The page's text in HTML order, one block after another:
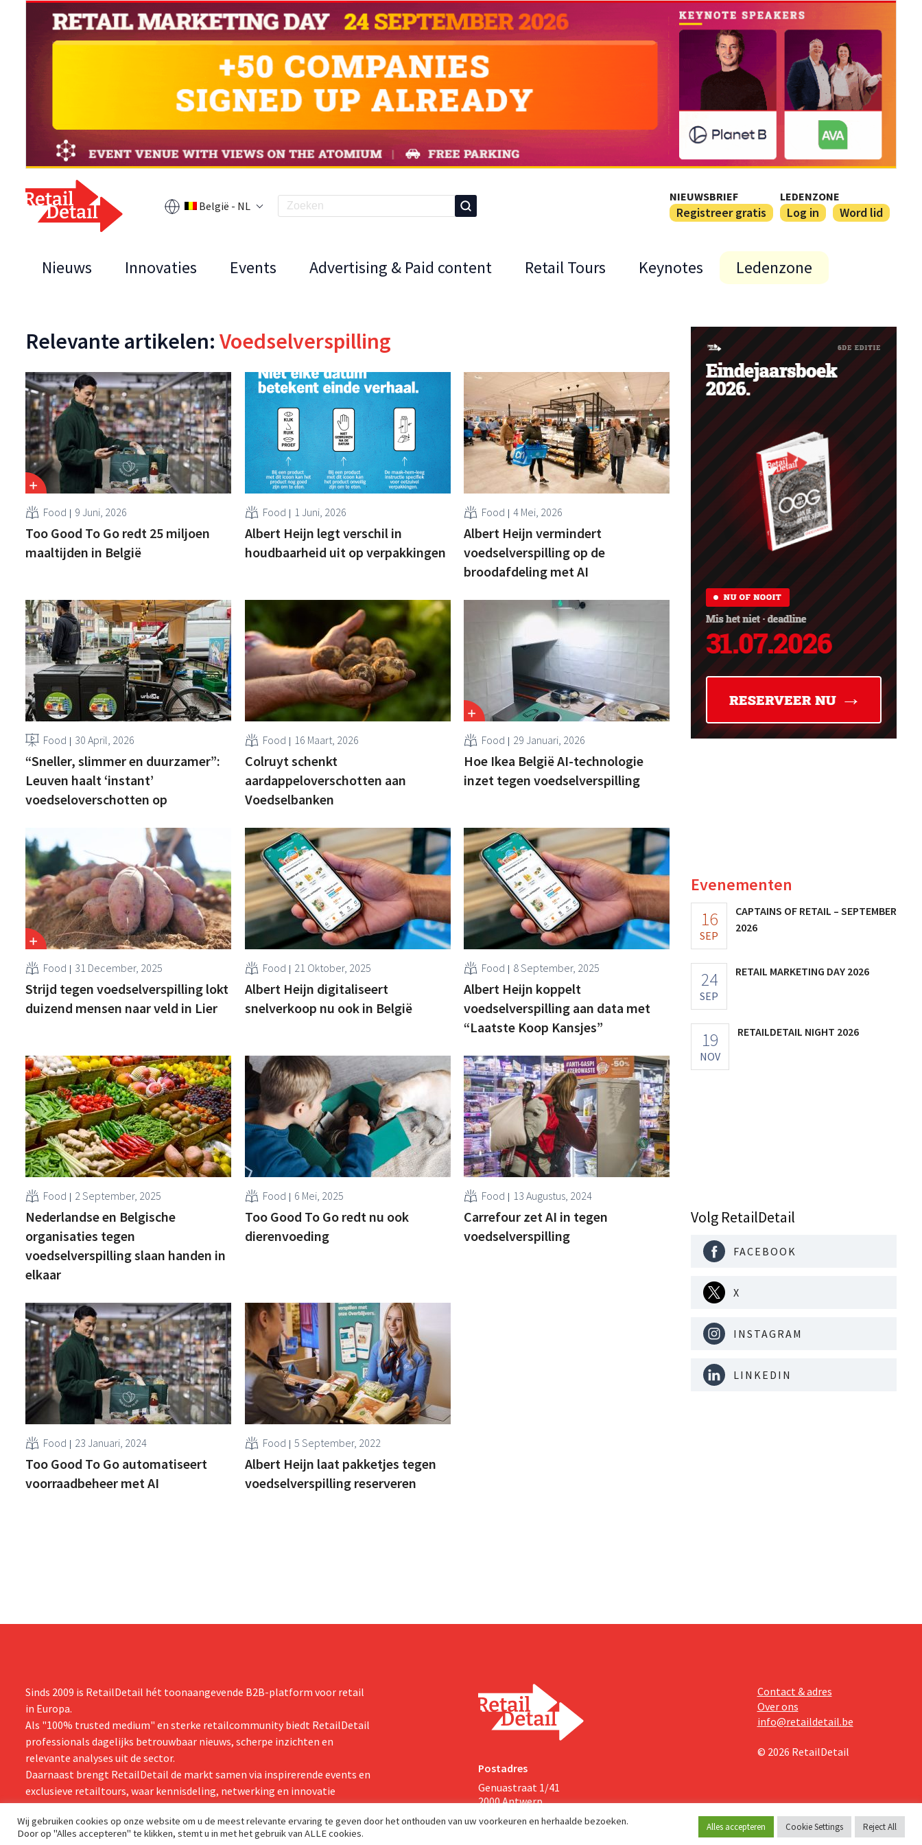
België - NL
NIEUWSBRIEF
Registreer gratis
LEDENZONE
Log in Word lid
Nieuws Innovaties Events Advertising & Paid content Retail Tours Keynotes Ledenzone
Relevante artikelen: Voedselverspilling
Food 9 Juni, 2026
Too Good To Go redt 25 miljoen
maaltijden in België
Food 1 Juni, 2026
Albert Heijn legt verschil in
houdbaarheid uit op verpakkingen
Food 4 Mei, 2026
Albert Heijn vermindert
voedselverspilling op de
broodafdeling met AI
Food 30 April, 2026
“Sneller, slimmer en duurzamer”:
Leuven haalt ‘instant’
voedseloverschotten op
Food 16 Maart, 2026
Colruyt schenkt
aardappeloverschotten aan
Voedselbanken
Food 29 Januari, 2026
Hoe Ikea België AI-technologie
inzet tegen voedselverspilling
Food 31 December, 2025
Strijd tegen voedselverspilling lokt
duizend mensen naar veld in Lier
Food 21 Oktober, 2025
Albert Heijn digitaliseert
snelverkoop nu ook in België
Food 8 September, 2025
Albert Heijn koppelt
voedselverspilling aan data met
“Laatste Koop Kansjes”
Food 2 September, 2025
Nederlandse en Belgische
organisaties tegen
voedselverspilling slaan handen in
elkaar
Food 6 Mei, 2025
Too Good To Go redt nu ook
dierenvoeding
Food 13 Augustus, 2024
Carrefour zet AI in tegen
voedselverspilling
Food 23 Januari, 2024
Too Good To Go automatiseert
voorraadbeheer met AI
Food 5 September, 2022
Albert Heijn laat pakketjes tegen
voedselverspilling reserveren
Evenementen
16
SEP
CAPTAINS OF RETAIL – SEPTEMBER
2026
24
SEP
RETAIL MARKETING DAY 2026
19
NOV
RETAILDETAIL NIGHT 2026
Volg RetailDetail
FACEBOOK
X
INSTAGRAM
LINKEDIN
Sinds 2009 is RetailDetail hét toonaangevende B2B-platform voor retail
in Europa.
Als "100% trusted medium" en sterke retailcommunity biedt RetailDetail
professionals dagelijks betrouwbaar nieuws, scherpe inzichten en
relevante analyses uit de sector.
Daarnaast brengt RetailDetail de markt samen via inspirerende events en
exclusieve retailtours, waar kennisdeling, netwerking en innovatie
centraal staan.
Postadres
Genuastraat 1/41
2000 Antwerp
Contact & adres
Over ons
info@retaildetail.be
© 2026 RetailDetail
Wij gebruiken cookies op onze website om u de meest relevante ervaring te geven door het onthouden van uw voorkeuren en herhaalde bezoeken.
Door op "Alles accepteren" te klikken, stemt u in met het gebruik van ALLE cookies.
Alles accepteren Cookie Settings Reject All